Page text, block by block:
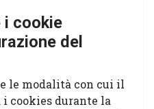
i cookie
del
le modalità con cui il
cookies durante la